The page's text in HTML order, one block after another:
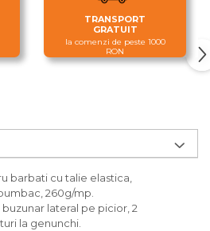
TRANSPORT
GRATUIT
la comenzi de peste 1000
RON
barbati cu talie elastica,
260g/mp.
buzunar lateral pe picior, 2
la genunchi.